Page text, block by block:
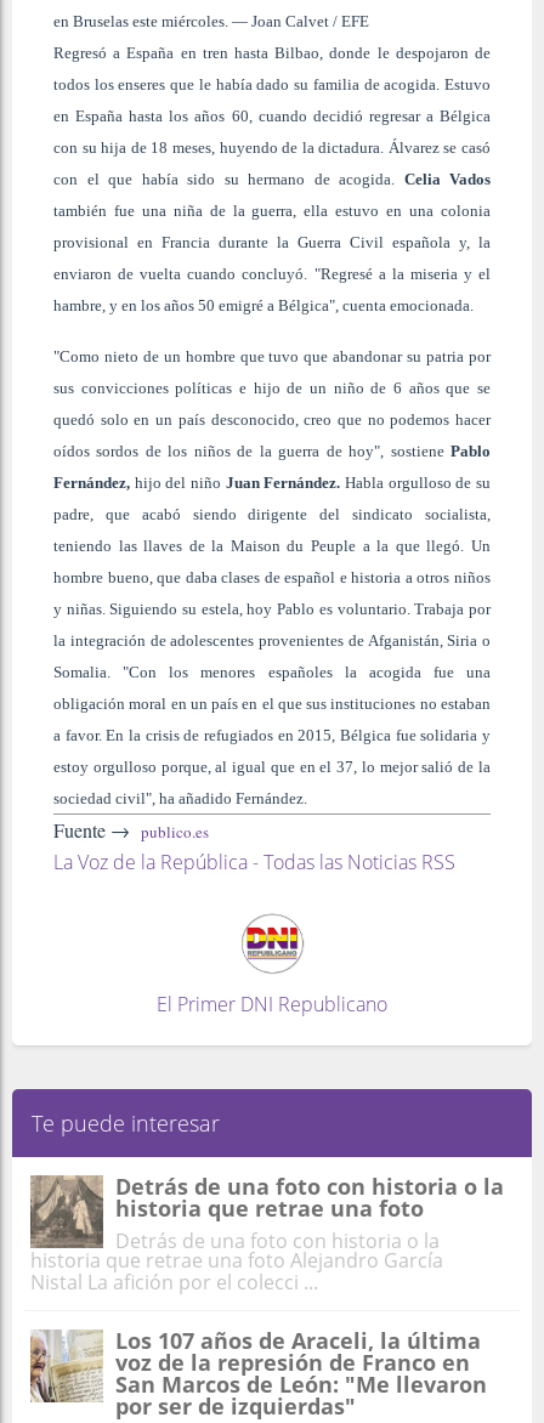
en Bruselas este miércoles. — Joan Calvet / EFE
Regresó a España en tren hasta Bilbao, donde le despojaron de
todos los enseres que le había dado su familia de acogida. Estuvo
en España hasta los años 60, cuando decidió regresar a Bélgica
con su hija de 18 meses, huyendo de la dictadura. Álvarez se casó
con el que había sido su hermano de acogida. Celia Vados
también fue una niña de la guerra, ella estuvo en una colonia
provisional en Francia durante la Guerra Civil española y, la
enviaron de vuelta cuando concluyó. "Regresé a la miseria y el
hambre, y en los años 50 emigré a Bélgica", cuenta emocionada.
"Como nieto de un hombre que tuvo que abandonar su patria por
sus convicciones políticas e hijo de un niño de 6 años que se
quedó solo en un país desconocido, creo que no podemos hacer
oídos sordos de los niños de la guerra de hoy", sostiene Pablo
Fernández, hijo del niño Juan Fernández. Habla orgulloso de su
padre, que acabó siendo dirigente del sindicato socialista,
teniendo las llaves de la Maison du Peuple a la que llegó. Un
hombre bueno, que daba clases de español e historia a otros niños
y niñas. Siguiendo su estela, hoy Pablo es voluntario. Trabaja por
la integración de adolescentes provenientes de Afganistán, Siria o
Somalia. "Con los menores españoles la acogida fue una
obligación moral en un país en el que sus instituciones no estaban
a favor. En la crisis de refugiados en 2015, Bélgica fue solidaria y
estoy orgulloso porque, al igual que en el 37, lo mejor salió de la
sociedad civil", ha añadido Fernández.
Fuente → publico.es
La Voz de la República - Todas las Noticias RSS
El Primer DNI Republicano
Te puede interesar
Detrás de una foto con historia o la
historia que retrae una foto
Detrás de una foto con historia o la
historia que retrae una foto Alejandro García
Nistal La afición por el colecci ...
Los 107 años de Araceli, la última
voz de la represión de Franco en
San Marcos de León: "Me llevaron
por ser de izquierdas"